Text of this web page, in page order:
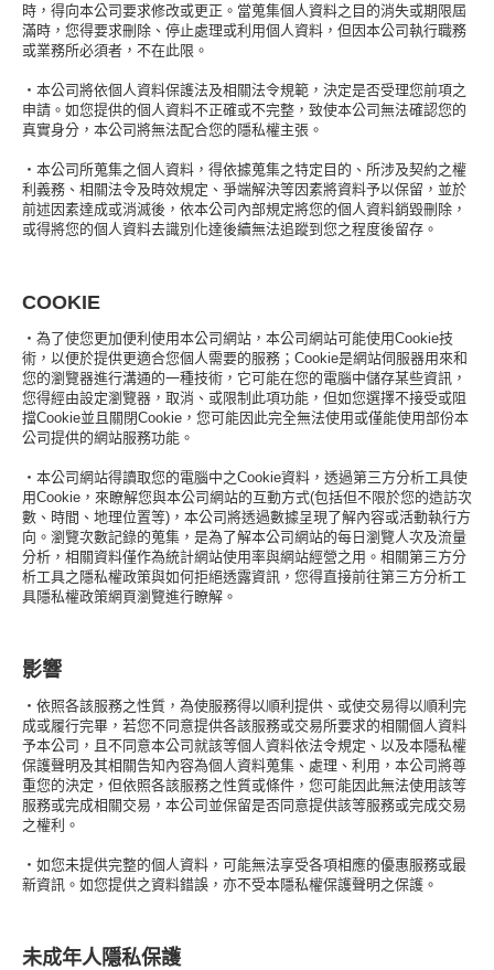
時，得向本公司要求修改或更正。當蒐集個人資料之目的消失或期限屆
滿時，您得要求刪除、停止處理或利用個人資料，但因本公司執行職務
或業務所必須者，不在此限。
・本公司將依個人資料保護法及相關法令規範，決定是否受理您前項之
申請。如您提供的個人資料不正確或不完整，致使本公司無法確認您的
真實身分，本公司將無法配合您的隱私權主張。
・本公司所蒐集之個人資料，得依據蒐集之特定目的、所涉及契約之權
利義務、相關法令及時效規定、爭端解決等因素將資料予以保留，並於
前述因素達成或消滅後，依本公司內部規定將您的個人資料銷毀刪除，
或得將您的個人資料去識別化達後續無法追蹤到您之程度後留存。
COOKIE
・為了使您更加便利使用本公司網站，本公司網站可能使用Cookie技
術，以便於提供更適合您個人需要的服務；Cookie是網站伺服器用來和
您的瀏覽器進行溝通的一種技術，它可能在您的電腦中儲存某些資訊，
您得經由設定瀏覽器，取消、或限制此項功能，但如您選擇不接受或阻
擋Cookie並且關閉Cookie，您可能因此完全無法使用或僅能使用部份本
公司提供的網站服務功能。
・本公司網站得讀取您的電腦中之Cookie資料，透過第三方分析工具使
用Cookie，來瞭解您與本公司網站的互動方式(包括但不限於您的造訪次
數、時間、地理位置等)，本公司將透過數據呈現了解內容或活動執行方
向。瀏覽次數記錄的蒐集，是為了解本公司網站的每日瀏覽人次及流量
分析，相關資料僅作為統計網站使用率與網站經營之用。相關第三方分
析工具之隱私權政策與如何拒絕透露資訊，您得直接前往第三方分析工
具隱私權政策網頁瀏覽進行瞭解。
影響
・依照各該服務之性質，為使服務得以順利提供、或使交易得以順利完
成或履行完畢，若您不同意提供各該服務或交易所要求的相關個人資料
予本公司，且不同意本公司就該等個人資料依法令規定、以及本隱私權
保護聲明及其相關告知內容為個人資料蒐集、處理、利用，本公司將尊
重您的決定，但依照各該服務之性質或條件，您可能因此無法使用該等
服務或完成相關交易，本公司並保留是否同意提供該等服務或完成交易
之權利。
・如您未提供完整的個人資料，可能無法享受各項相應的優惠服務或最
新資訊。如您提供之資料錯誤，亦不受本隱私權保護聲明之保護。
未成年人隱私保護